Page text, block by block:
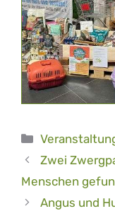
Kategorien
Zwei
Menschen
Angus und